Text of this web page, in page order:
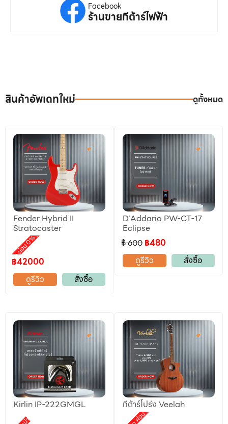
Facebook
ร้านขายกีต้าร์ไฟฟ้า
สินค้าอัพเดทใหม่ ดูทั้งหมด
Fender Hybrid II
Stratocaster
ผ่อน 0%
,
ลดราคา
฿42000
ดูรีวิว
สั่งซื้อ
D’Addario PW-CT-17
Eclipse
฿ 600 ฿480
ดูรีวิว
สั่งซื้อ
Kirlin IP-222GMGL กีต้าร์โปร่ง Veelah